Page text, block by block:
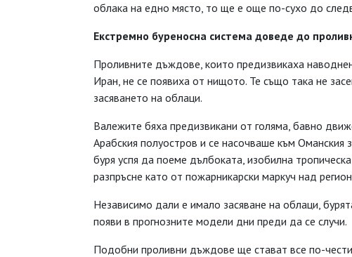
облака на едно място, то ще е още по-сухо до
Екстремно буреносна система доведе до
Проливните дъждове, които предизвикаха
Иран, не се появиха от нищото. Те също така не
засяването на облаци.
Валежите бяха предизвикани от голяма, бавно
Арабския полуостров и се насочваше към Оманския
буря успя да поеме дълбоката, изобилна
разпръсне като от пожарникарски маркуч над
Независимо дали е имало засяване на облаци,
появи в прогнозните модели дни преди да се случи.
Подобни проливни дъждове ще стават все по-